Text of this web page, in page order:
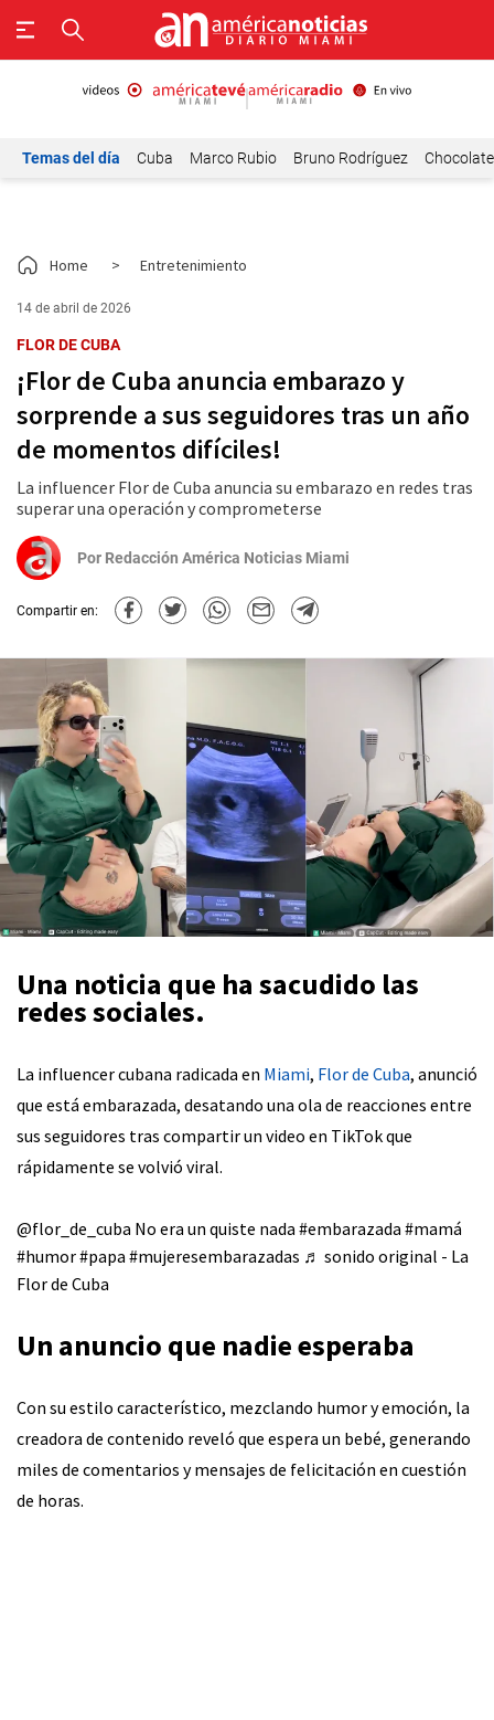
Temas del día Cuba Marco Rubio Bruno Rodríguez
Home > Entretenimiento
14 de abril de 2026
FLOR DE CUBA
¡Flor de Cuba anuncia embarazo y
sorprende a sus seguidores tras un año
de momentos difíciles!
La influencer Flor de Cuba anuncia su embarazo en redes tras
superar una operación y comprometerse
Por Redacción América Noticias Miami
Compartir en:
Una noticia que ha sacudido las
redes sociales.
La influencer cubana radicada en Miami, Flor de Cuba, anunció
que está embarazada, desatando una ola de reacciones entre
sus seguidores tras compartir un video en TikTok que
rápidamente se volvió viral.
@flor_de_cuba No era un quiste nada #embarazada #mamá
#humor#papa #mujeresembarazadas ♬ sonido original - La
Flor de Cuba
Un anuncio que nadie esperaba
Con su estilo característico, mezclando humor y emoción, la
creadora de contenido reveló que espera un bebé, generando
miles de comentarios y mensajes de felicitación en cuestión
de horas.